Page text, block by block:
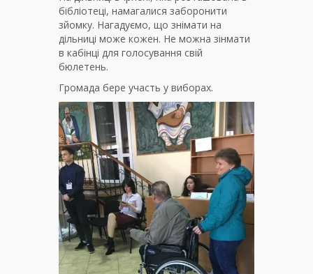
бібліотеці, намагалися заборонити
зйомку. Нагадуємо, що знімати на
дільниці може кожен. Не можна зінмати
в кабінці для голосування свій
бюлетень.
Громада бере участь у виборах.